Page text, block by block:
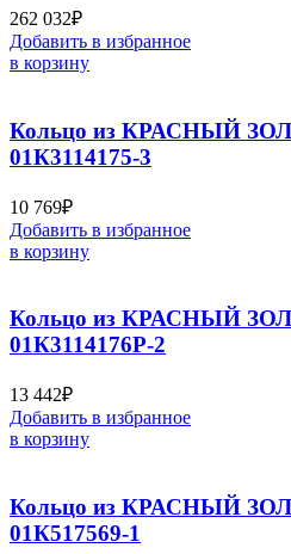
262 032₽
Добавить в избранное
в корзину
Кольцо из КРАСНЫЙ
01К3114175-3
10 769₽
Добавить в избранное
в корзину
Кольцо из КРАСНЫЙ
01К3114176Р-2
13 442₽
Добавить в избранное
в корзину
Кольцо из КРАСНЫЙ
01К517569-1